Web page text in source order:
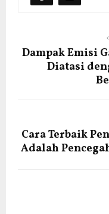
Dampak Emisi
Diatasi
Cara Terbaik
Adalah